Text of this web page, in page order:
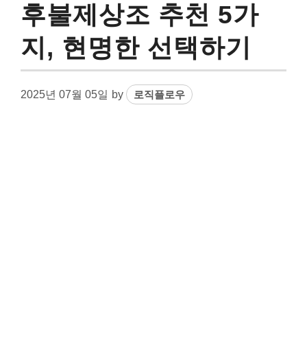
후불제상조 추천 5가
지, 현명한 선택하기
2025년 07월 05일 by 로직플로우